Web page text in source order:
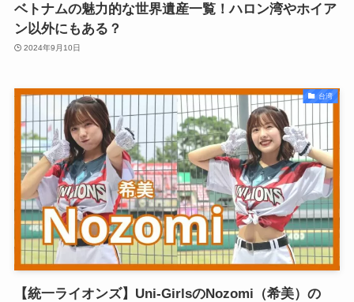
ベトナムの魅力的な世界遺産一覧！ハロン湾やホイア
ン以外にもある？
2024年9月10日
台湾
【統一ライオンズ】Uni-GirlsのNozomi（希美）の